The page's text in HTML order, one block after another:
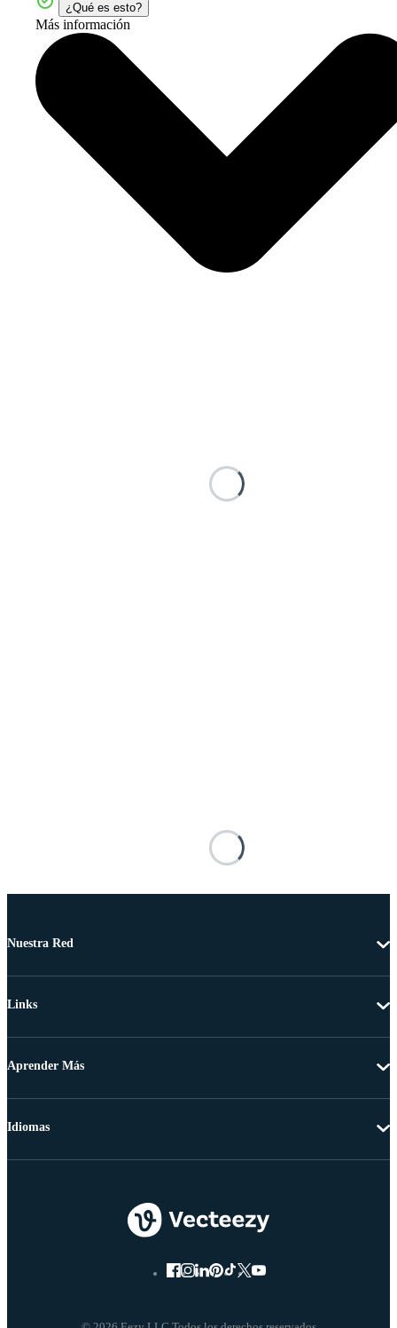
¿Qué es esto?
Más información
Nuestra Red
Links
Aprender Más
Idiomas